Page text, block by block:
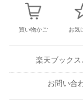
買い物かご お気
楽天ブックス
お問い合